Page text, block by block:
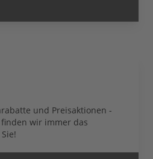
und Preisaktionen -
wir immer das